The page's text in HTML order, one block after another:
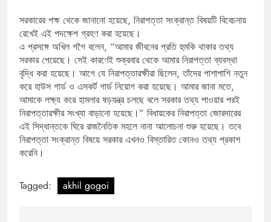
সরকারের পক্ষ থেকে জানানো হয়েছে, নিরাপত্তা সংক্রান্ত বিষয়টি বিবেচনায়
রেখেই এই পদক্ষেপ গ্রহণ করা হয়েছে।
এ প্রসঙ্গে অখিল গগৈ বলেন, “আমার জীবনের প্রতি হুমকি থাকার তথ্য
সরকার পেয়েছে। সেই কারণেই শুক্রবার থেকে আমার নিরাপত্তা ব্যবস্থা
বৃদ্ধি করা হয়েছে। আগে যে নিরাপত্তারক্ষীরা ছিলেন, তাঁদের পাশাপাশি নতুন
করে হাউস গার্ড ও এসকর্ট গার্ড নিয়োগ করা হয়েছে। আমার জানা মতে,
আমাকে লক্ষ্য করে হামলার ষড়যন্ত্র চলছে বলে সরকার তথ্য পাওয়ার পরই
নিরাপত্তারক্ষীর সংখ্যা বাড়ানো হয়েছে।” বিধায়কের নিরাপত্তা জোরদারের
এই সিদ্ধান্তকে ঘিরে রাজনৈতিক মহলে নানা আলোচনা শুরু হয়েছে। তবে
নিরাপত্তা সংক্রান্ত বিষয়ে সরকার এখনও বিস্তারিত কোনও তথ্য প্রকাশ
করেনি।
Tagged: akhil gogoi